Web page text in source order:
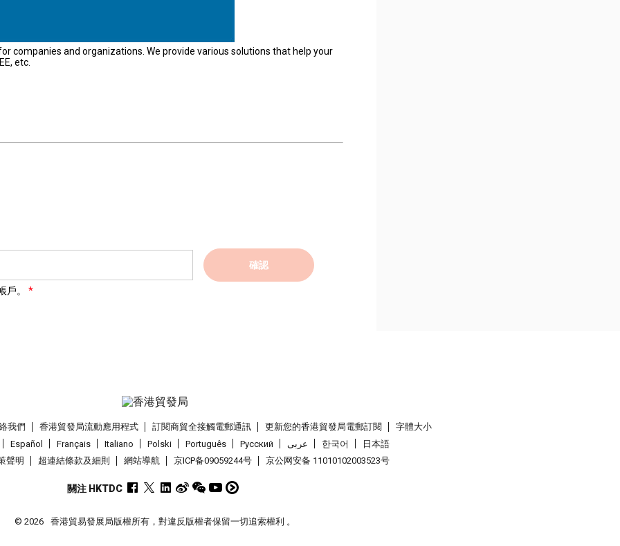
companies and organizations. We provide various solutions that help your
etc.
確認
。
我們 香港貿發局流動應用程式 訂閱商貿全接觸電郵通訊 更新您的香港貿發局電郵訂閱
字體大小
Español
Français Italiano Polski Português Pусский عربى 한국어
日本語
聲明
超連結條款及細則 網站導航 京ICP备09059244号 京公网安备 11010102003523号
關注 HKTDC
© 2026 香港貿易發展局版權所有，對違反版權者保留一切追索權利 。